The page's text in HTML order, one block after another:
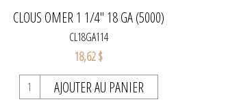
CLOUS OMER 1 1/4" 18 GA (5000)
CL18GA114
18,62 $
AJOUTER AU PANIER